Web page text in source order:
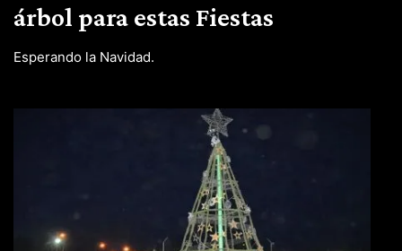
árbol para estas Fiestas
Esperando la Navidad.